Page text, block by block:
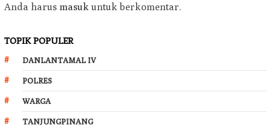
Anda harus masuk untuk berkomentar.
TOPIK POPULER
DANLANTAMAL IV
POLRES
WARGA
TANJUNGPINANG